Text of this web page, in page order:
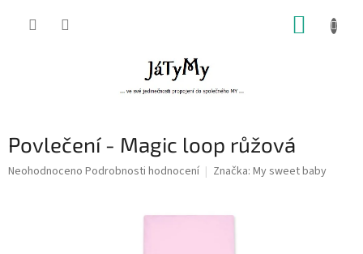
Povlečení - Magic loop růžová
Průměrné
Neohodnoceno Podrobnosti hodnocení Značka: My sweet baby